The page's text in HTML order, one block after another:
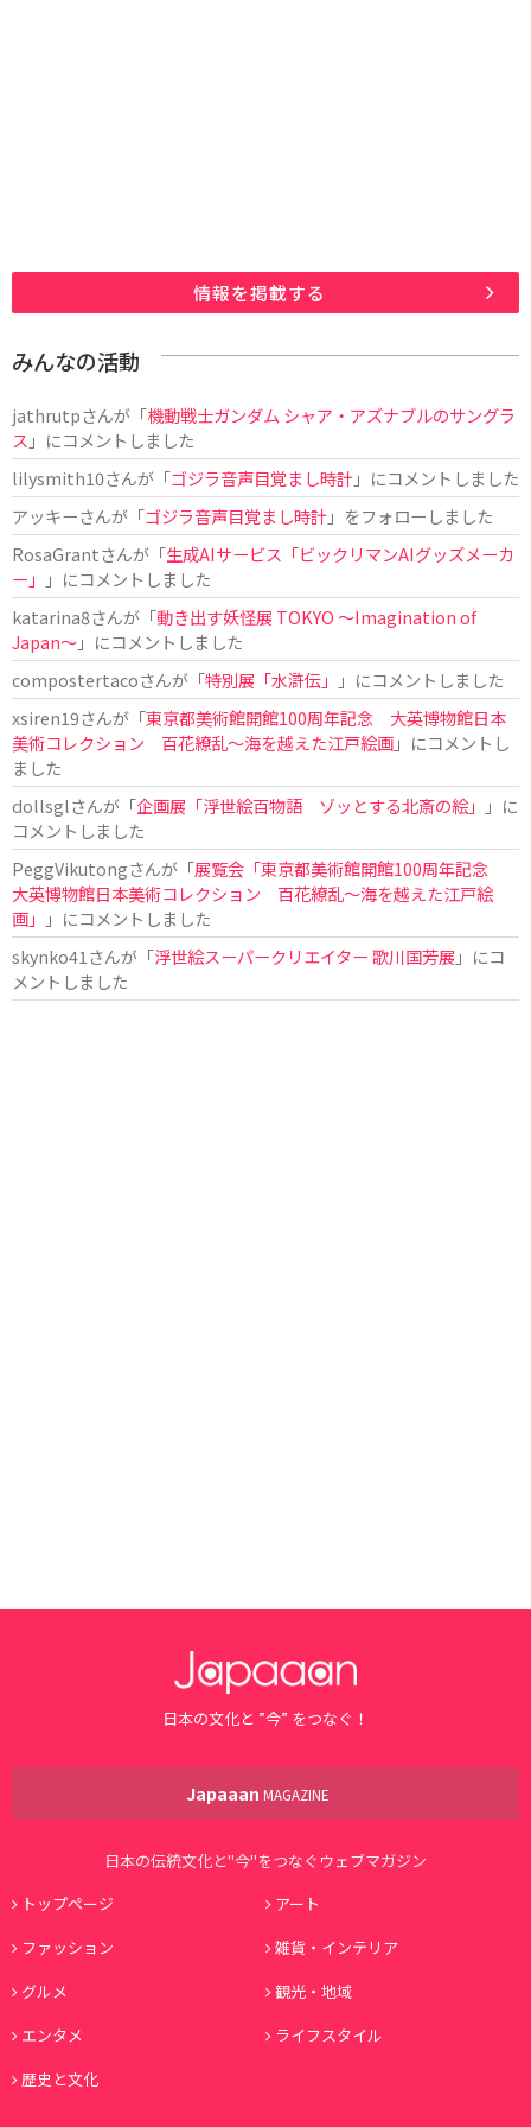
情報を掲載する
みんなの活動
jathrutpさんが「機動戦士ガンダム シャア・アズナブルのサングラ
ス 」にコメントしました
lilysmith10さんが「ゴジラ音声目覚まし時計」にコメントしました
アッキーさんが「ゴジラ音声目覚まし時計」をフォローしました
RosaGrantさんが「生成AIサービス「ビックリマンAIグッズメーカ
ー」
」にコメントしました
katarina8さんが「動き出す妖怪展 TOKYO 〜Imagination of
Japan〜」にコメントしました
compostertacoさんが「特別展「水滸伝」
」にコメントしました
xsiren19さんが「東京都美術館開館100周年記念 大英博物館日本
美術コレクション 百花繚乱～海を越えた江戸絵画」にコメントし
ました
dollsglさんが「企画展「浮世絵百物語 ゾッとする北斎の絵」
」に
コメントしました
PeggVikutongさんが「展覧会「東京都美術館開館100周年記念
大英博物館日本美術コレクション 百花繚乱〜海を越えた江戸絵
画」
」にコメントしました
skynko41 さんが「浮世絵スーパークリエイター 歌川国芳展 」にコ
メントしました
日本の文化と ”今” をつなぐ！
Japaaan MAGAZINE
日本の伝統文化と"今"をつなぐウェブマガジン
トップページ
アート
ファッション
雑貨・インテリア
グルメ
観光・地域
エンタメ
ライフスタイル
歴史と文化